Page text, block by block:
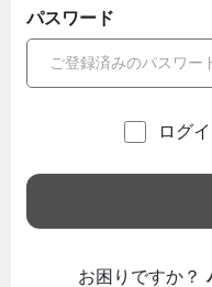
パスワード
ログ
お困りですか？